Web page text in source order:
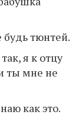
будь тюнтей.
я к отцу
ты мне не
как это.